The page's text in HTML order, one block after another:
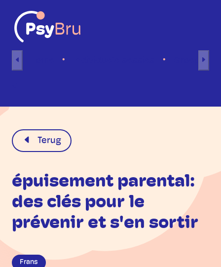
Terug
épuisement parental:
des clés pour le
prévenir et s'en sortir
Frans